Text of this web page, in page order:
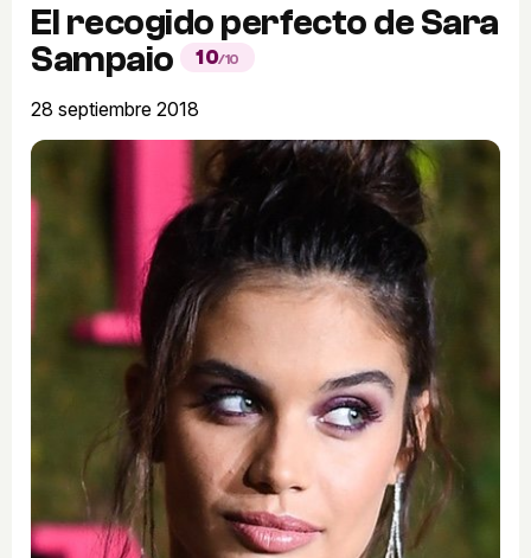
El recogido perfecto de Sara
Sampaio
10/10
28 septiembre 2018